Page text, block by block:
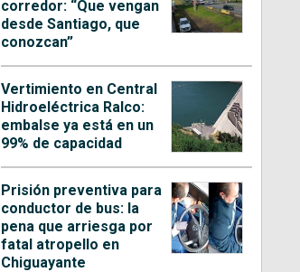
corredor: “Que vengan
desde Santiago, que
conozcan”
Vertimiento en Central
Hidroeléctrica Ralco:
embalse ya está en un
99% de capacidad
Prisión preventiva para
conductor de bus: la
pena que arriesga por
fatal atropello en
Chiguayante